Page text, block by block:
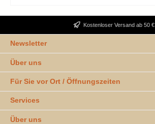
Kostenloser Versand ab 50 €
Newsletter
Über uns
Für Sie vor Ort / Öffnungszeiten
Services
Über uns